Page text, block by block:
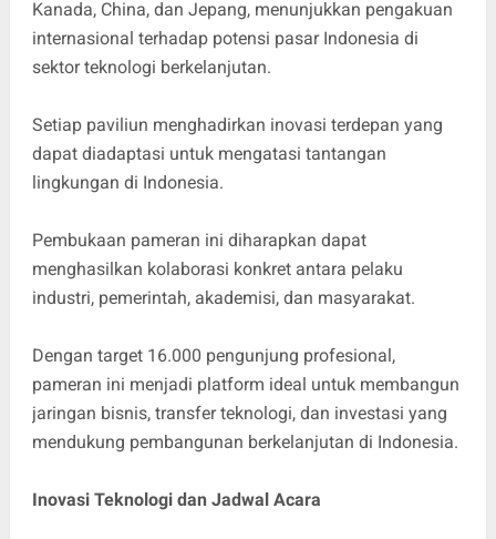
Kanada, China, dan Jepang, menunjukkan pengakuan
internasional terhadap potensi pasar Indonesia di
sektor teknologi berkelanjutan.
Setiap paviliun menghadirkan inovasi terdepan yang
dapat diadaptasi untuk mengatasi tantangan
lingkungan di Indonesia.
Pembukaan pameran ini diharapkan dapat
menghasilkan kolaborasi konkret antara pelaku
industri, pemerintah, akademisi, dan masyarakat.
Dengan target 16.000 pengunjung profesional,
pameran ini menjadi platform ideal untuk membangun
jaringan bisnis, transfer teknologi, dan investasi yang
mendukung pembangunan berkelanjutan di Indonesia.
Inovasi Teknologi dan Jadwal Acara